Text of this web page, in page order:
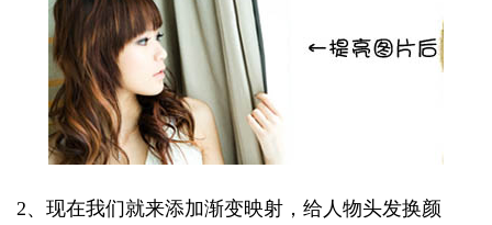
2、现在我们就来添加渐变映射，给人物头发换颜